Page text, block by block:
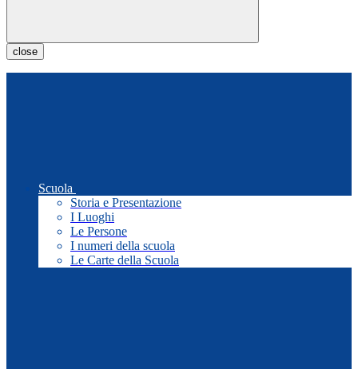
close
Scuola
Storia e Presentazione
I Luoghi
Le Persone
I numeri della scuola
Le Carte della Scuola